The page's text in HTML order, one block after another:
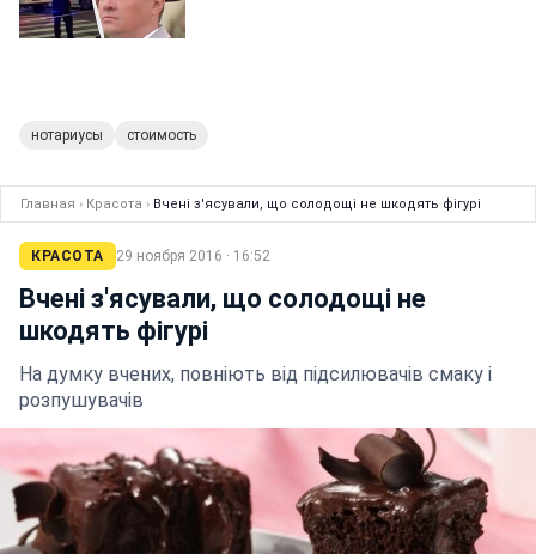
нотариусы стоимость
Главная › Красота › Вчені з'ясували, що солодощі не шкодять фігурі
КРАСОТА 29 ноября 2016 · 16:52
Вчені з'ясували, що солодощі не
шкодять фігурі
На думку вчених, повніють від підсилювачів смаку і
розпушувачів